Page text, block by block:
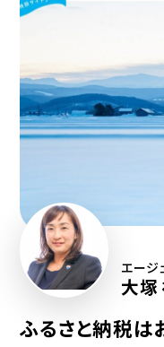
エージ
大塚
ふるさと納税は